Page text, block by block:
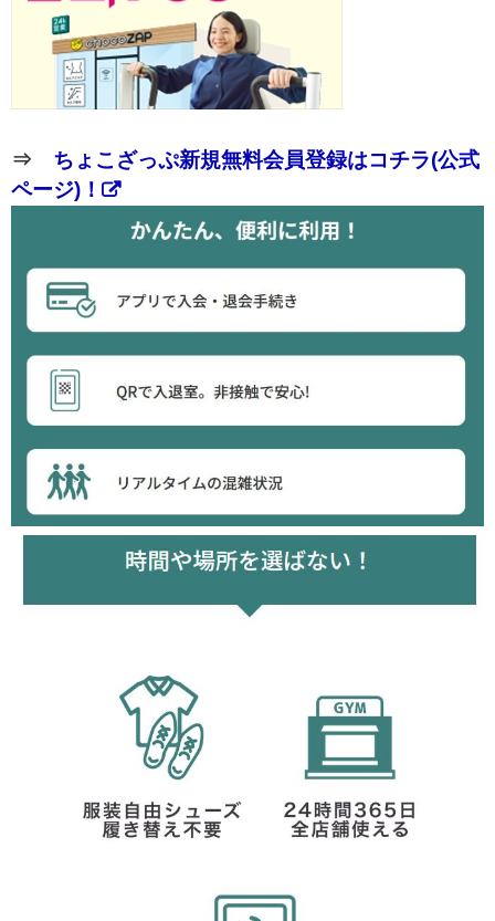
⇒ ちょこざっぷ新規無料会員登録はコチラ(公式
ページ)！